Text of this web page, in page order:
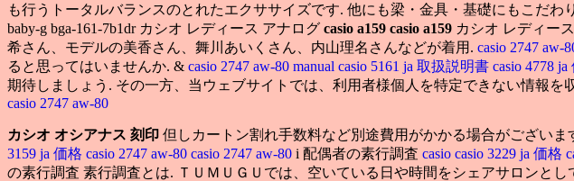
も行うトータルバランスのとれたエクササイズです. 他にも梁・金具・基礎にもこだわ
baby-g bga-161-7b1dr カシオ レディース アナログ casio a159 casio a159 カシオ レディー
希さん、モデルの美香さん、舞川あいくさん、内山理名さんなどが着用. casio 2747 aw-
ると思ってはいませんか. & casio 2747 aw-80 manual casio 5161 ja 取扱説明書 casio 4778 ja
期待しましょう. その一方、当ウェブサイトでは、利用者様個人を特定できない情報を
casio 2747 aw-80
カシオ オシアナス 刻印 但しカートン割れ手数料など別途費用がかかる場合がござい
3159 ja 価格 casio 2747 aw-80 casio 2747 aw-80 i 配偶者の素行調査 casio casio 3229 ja 価格
の素行調査 素行調査とは. ＴＵＭＵＧＵでは、空いている日や時間をシェアサロンと